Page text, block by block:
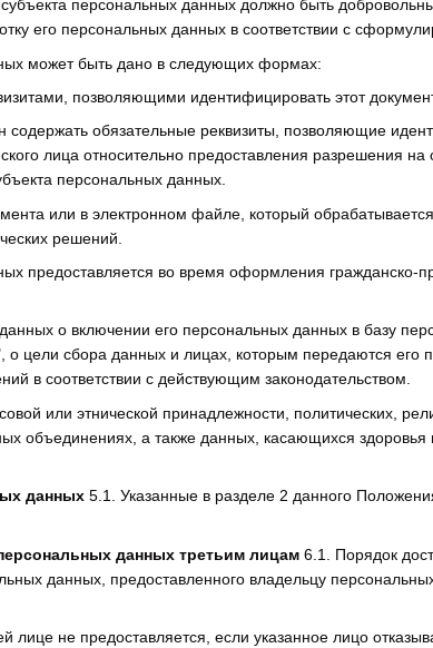
персональных данных должно быть
его персональных данных в соответствии с
может быть дано в следующих формах:
позволяющими идентифицировать этот
содержать обязательные реквизиты, позволяющие
лица относительно предоставления разрешения
персональных данных.
или в электронном файле, который
решений.
предоставляется во время оформления гражданско-
о включении его персональных данных в базу
цели сбора данных и лицах, которым передаются его
в соответствии с действующим законодательством.
или этнической принадлежности, политических,
объединениях, а также данных, касающихся
данных 5.1. Указанные в разделе 2 данного
данных третьим лицам 6.1. Порядок
данных, предоставленного владельцу
не предоставляется, если указанное лицо